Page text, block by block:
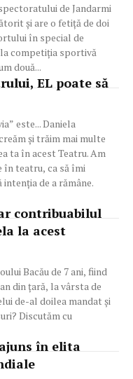
de Jandarmi
şi are o fetiţă de doi
în special de
competiţia sportivă
două...
EL poate să
este... Daniela
și trăim mai multe
ta în acest Teatru. Am
în teatru, ca să îmi
de a rămâne.
contribuabilul
la acest
Bacău de 7 ani, fiind
din ţară, la vârsta de
de-al doilea mandat şi
Discutăm cu
ajuns în elita